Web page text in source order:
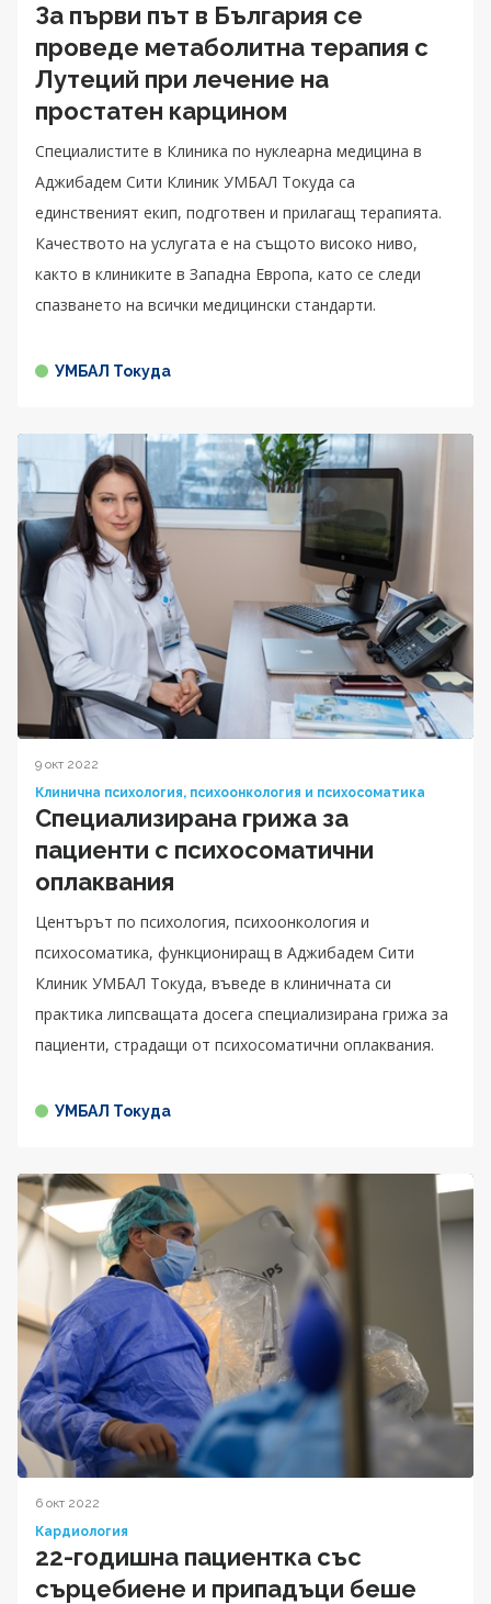
За първи път в България се
проведе метаболитна терапия с
Лутеций при лечение на
простатен карцином
Специалистите в Клиника по нуклеарна медицина в
Аджибадем Сити Клиник УМБАЛ Токуда са
единственият екип, подготвен и прилагащ терапията.
Качеството на услугата е на същото високо ниво,
както в клиниките в Западна Европа, като се следи
спазването на всички медицински стандарти.
УМБАЛ Токуда
9 окт 2022
Клинична психология, психоонкология и психосоматика
Специализирана грижа за
пациенти с психосоматични
оплаквания
Центърът по психология, психоонкология и
психосоматика, функциониращ в Аджибадем Сити
Клиник УМБАЛ Токуда, въведе в клиничната си
практика липсващата досега специализирана грижа за
пациенти, страдащи от психосоматични оплаквания.
УМБАЛ Токуда
6 окт 2022
Кардиология
22-годишна пациентка със
сърцебиене и припадъци беше